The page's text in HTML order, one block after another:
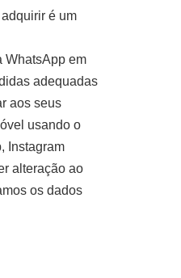
é um
WhatsApp em
adequadas
aos seus
usando o
Instagram
alteração ao
os dados